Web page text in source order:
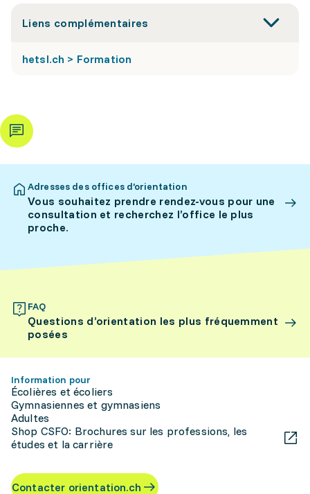
Liens complémentaires
hetsl.ch > Formation
Adresses des offices d’orientation
Vous souhaitez prendre rendez-vous pour une
consultation et recherchez l’office le plus
proche.
FAQ
Questions d’orientation les plus fréquemment
posées
Information pour
Écolières et écoliers
Gymnasiennes et gymnasiens
Adultes
Shop CSFO: Brochures sur les professions, les
études et la carrière
Contacter orientation.ch